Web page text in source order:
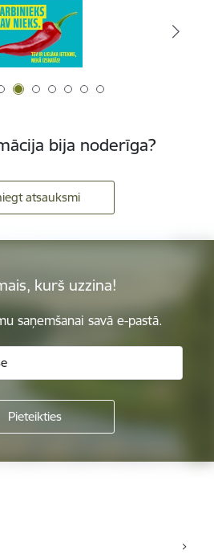
bija noderīga?
atsauksmi
kurš uzzina!
saņemšanai savā e-pastā.